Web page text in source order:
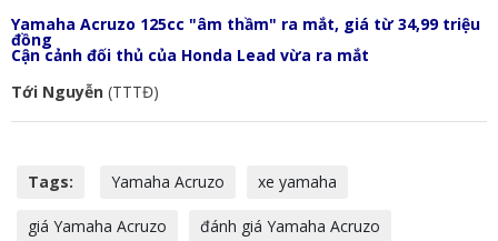
Yamaha Acruzo 125cc "âm thầm" ra mắt, giá từ 34,99 triệu
đồng
Cận cảnh đối thủ của Honda Lead vừa ra mắt
Tới Nguyễn (TTTĐ)
Tags: Yamaha Acruzo xe yamaha
giá Yamaha Acruzo đánh giá Yamaha Acruzo